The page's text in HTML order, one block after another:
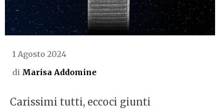
1 Agosto 2024
di Marisa Addomine
Carissimi tutti, eccoci giunti